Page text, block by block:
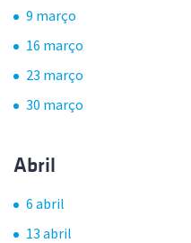
9 março
16 março
23 março
30 março
Abril
6 abril
13 abril